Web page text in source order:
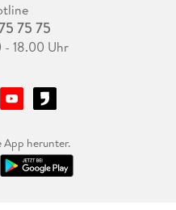
75 75
- 18.00 Uhr
App herunter.